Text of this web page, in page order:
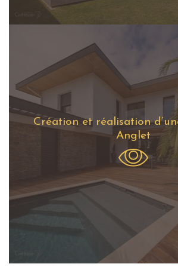
Création et réalisation
Anglet